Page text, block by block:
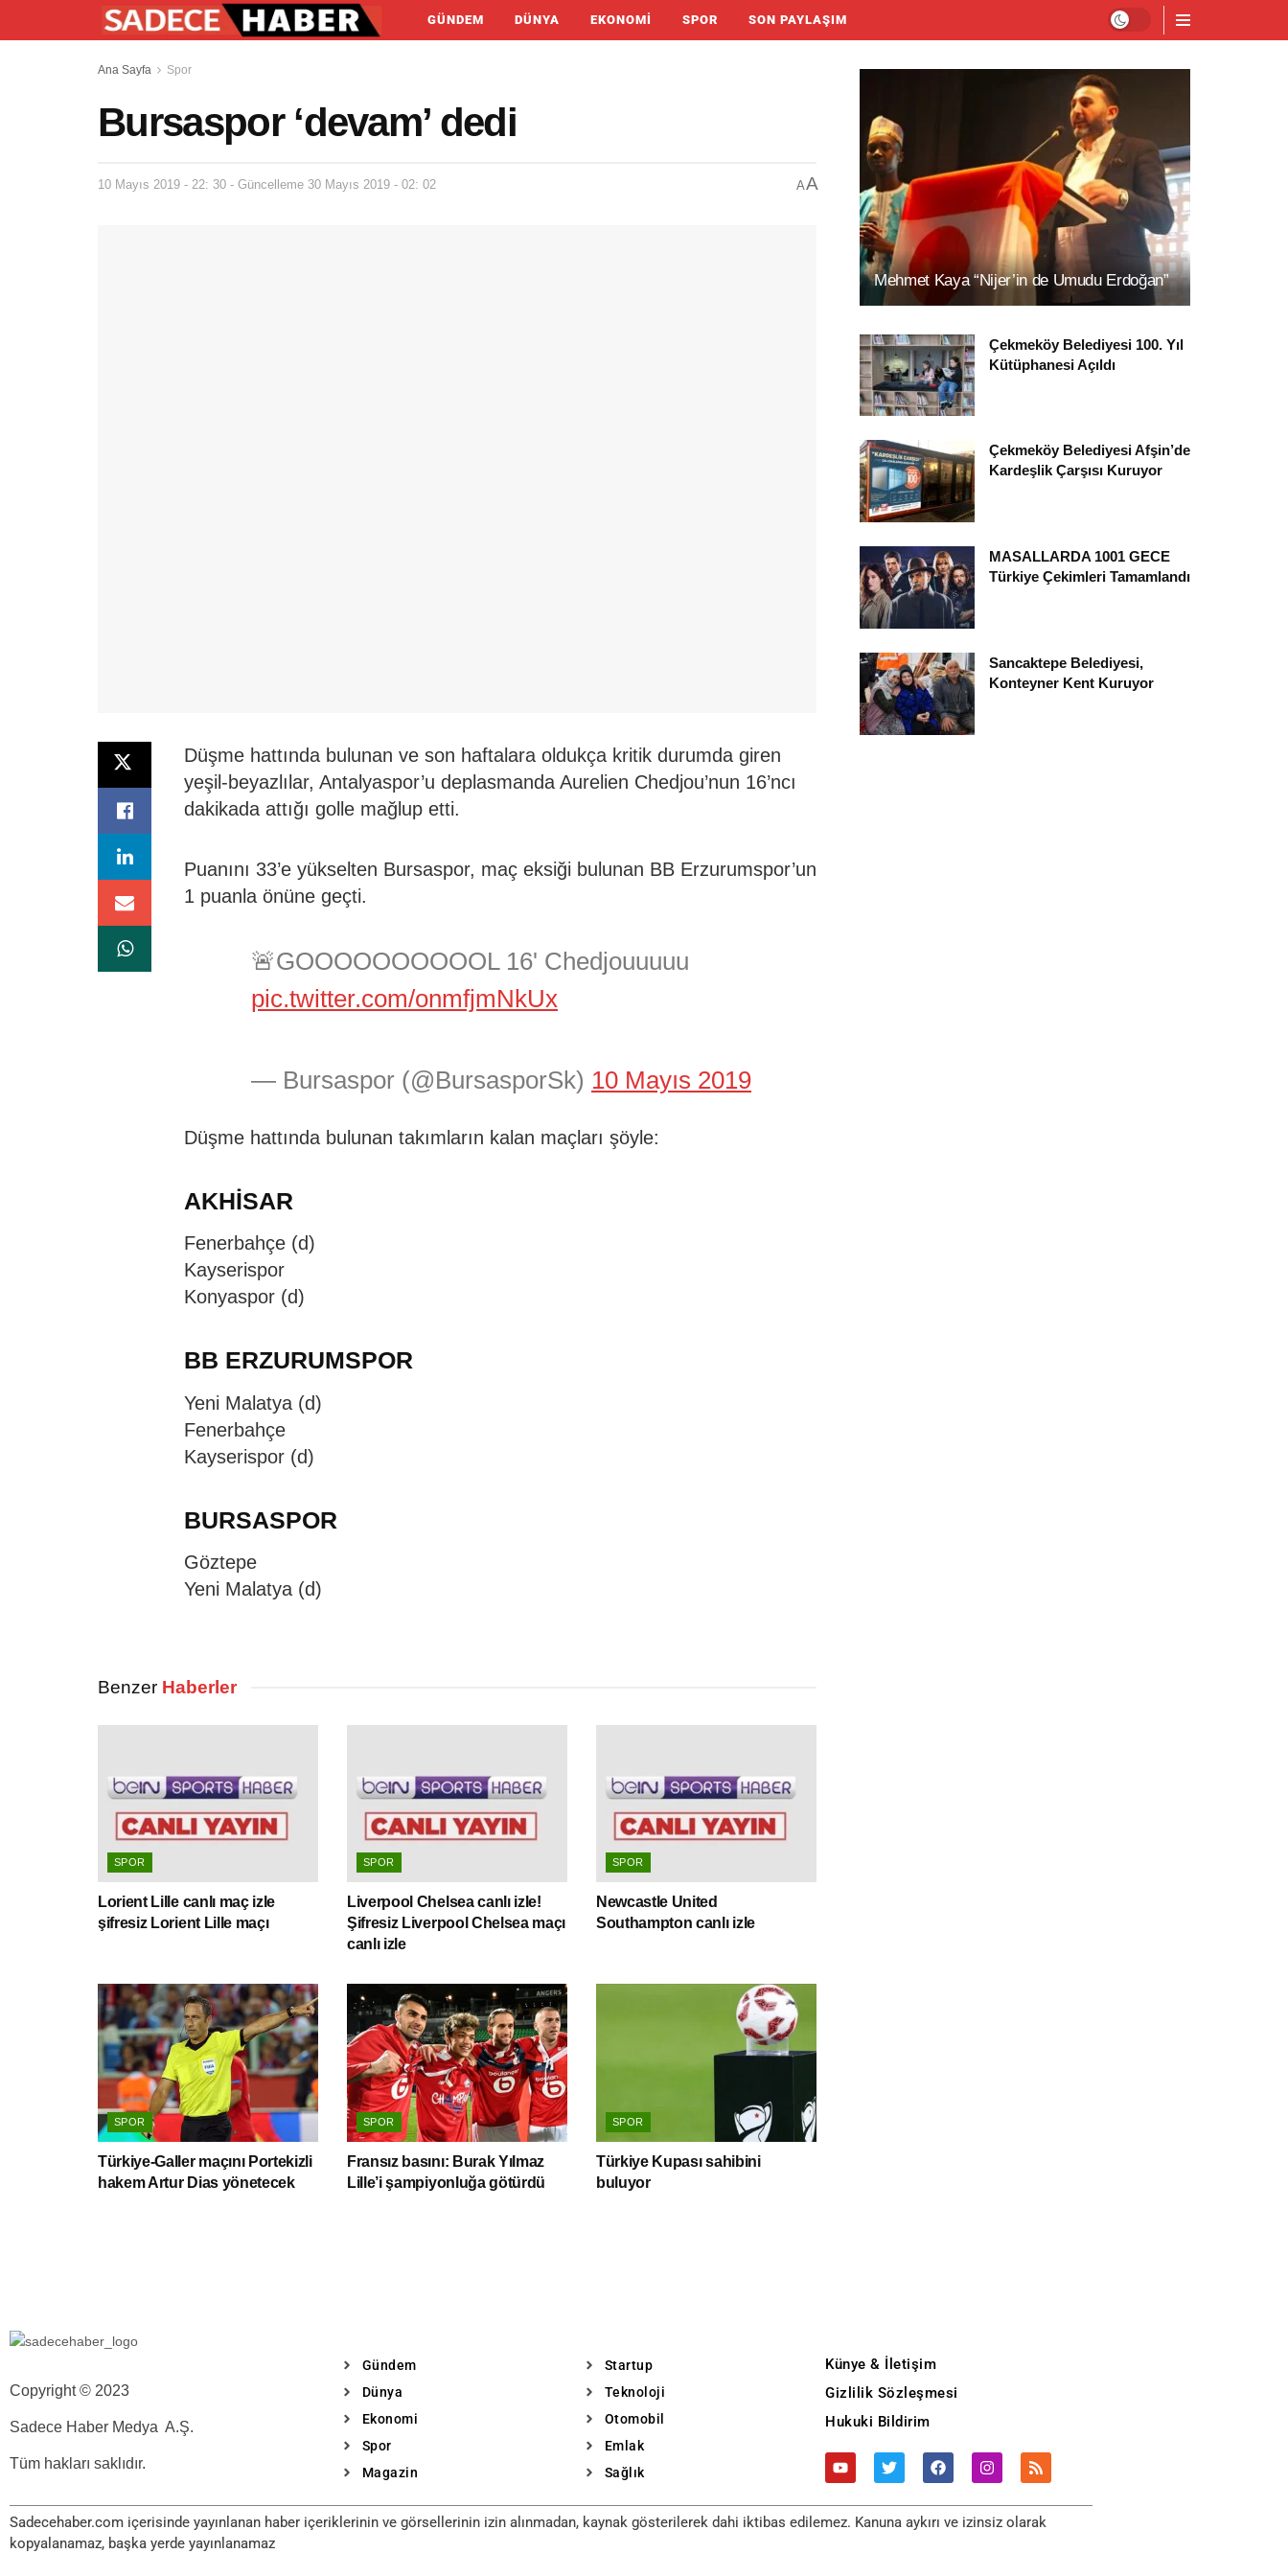
GÜNDEM DÜNYA EKONOMI SPOR SON PAYLAŞIM
Ana Sayfa Spor
Bursaspor ‘devam’ dedi
10 Mayıs 2019 - 22: 30 - Güncelleme 30 Mayıs 2019 - 02: 02 AA
Düşme hattında bulunan ve son haftalara oldukça kritik durumda giren
yeşil-beyazlılar, Antalyaspor’u deplasmanda Aurelien Chedjou’nun 16’ncı
dakikada attığı golle mağlup etti.
Puanını 33’e yükselten Bursaspor, maç eksiği bulunan BB Erzurumspor’un
1 puanla önüne geçti.
🚨GOOOOOOOOOOL 16' Chedjouuuuu
pic.twitter.com/onmfjmNkUx
— Bursaspor (@BursasporSk) 10 Mayıs 2019
Düşme hattında bulunan takımların kalan maçları şöyle:
AKHİSAR
Fenerbahçe (d)
Kayserispor
Konyaspor (d)
BB ERZURUMSPOR
Yeni Malatya (d)
Fenerbahçe
Kayserispor (d)
BURSASPOR
Göztepe
Yeni Malatya (d)
Benzer Haberler
SPOR
Lorient Lille canlı maç izle
şifresiz Lorient Lille maçı
SPOR
Liverpool Chelsea canlı izle!
Şifresiz Liverpool Chelsea maçı
canlı izle
SPOR
Newcastle United
Southampton canlı izle
SPOR
Türkiye-Galler maçını Portekizli
hakem Artur Dias yönetecek
SPOR
Fransız basını: Burak Yılmaz
Lille’i şampiyonluğa götürdü
SPOR
Türkiye Kupası sahibini
buluyor
Mehmet Kaya “Nijer’in de Umudu Erdoğan”
Çekmeköy Belediyesi 100. Yıl
Kütüphanesi Açıldı
Çekmeköy Belediyesi Afşin’de
Kardeşlik Çarşısı Kuruyor
MASALLARDA 1001 GECE
Türkiye Çekimleri Tamamlandı
Sancaktepe Belediyesi,
Konteyner Kent Kuruyor
Copyright © 2023
Sadece Haber Medya A.Ş.
Tüm hakları saklıdır.
Gündem
Dünya
Ekonomi
Spor
Magazin
Startup
Teknoloji
Otomobil
Emlak
Sağlık
Künye & İletişim
Gizlilik Sözleşmesi
Hukuki Bildirim
Sadecehaber.com içerisinde yayınlanan haber içeriklerinin ve görsellerinin izin alınmadan, kaynak gösterilerek dahi iktibas edilemez. Kanuna aykırı ve izinsiz olarak
kopyalanamaz, başka yerde yayınlanamaz